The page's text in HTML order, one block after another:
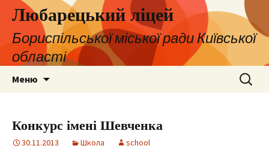
Любарецький ліцей
Бориспільської міської ради Київської
області
Меню Пошук:
Конкурс імені Шевченка
30.11.2013 Школа school